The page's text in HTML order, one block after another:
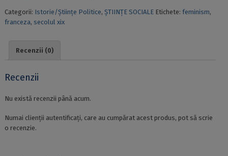
AU
FORUM.
SOCIOGENÈSE
FÉMINISME
AU
SIÈCLE
Categorii: Istorie/Științe Politice, ȘTIINȚE SOCIALE Etichete: feminism,
franceza, secolul xix
Recenzii (0)
Recenzii
Nu există recenzii până acum.
Numai clienții autentificați, care au cumpărat acest produs, pot să scrie
o recenzie.